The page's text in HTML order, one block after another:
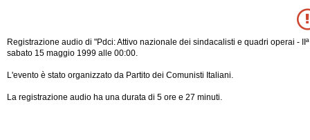
Registrazione audio di "Pdci: Attivo nazionale dei sindacalisti e quadri operai -
sabato 15 maggio 1999 alle 00:00.
L'evento è stato organizzato da Partito dei Comunisti Italiani.
La registrazione audio ha una durata di 5 ore e 27 minuti.